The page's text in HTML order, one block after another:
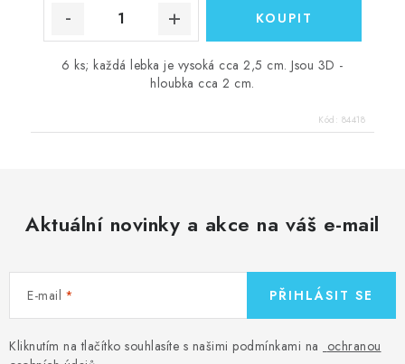
6 ks; každá lebka je vysoká cca 2,5 cm. Jsou 3D -
hloubka cca 2 cm.
Kód: 84418
Aktuální novinky a akce na váš e-mail
E-mail
Kliknutím na tlačítko souhlasíte s našimi podmínkami na ochranou
PŘIHLÁSIT SE